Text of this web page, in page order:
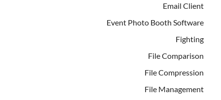
Email Client
Event Photo Booth Software
Fighting
File Comparison
File Compression
File Management